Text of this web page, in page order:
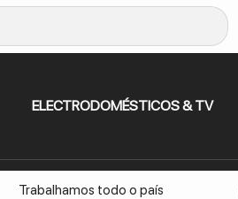
ELECTRODOMÉSTICOS & TV
Trabalhamos todo o país